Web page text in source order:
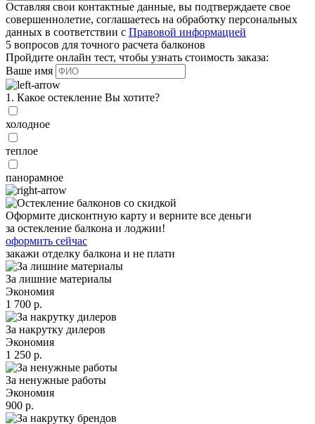
Оставляя свои контактные данные, вы подтверждаете свое
совершеннолетие, соглашаетесь на обработку персональных
данных в соответствии с Правовой информацией
5 вопросов для точного расчета балконов
Пройдите онлайн тест, чтобы узнать стоимость заказа:
Ваше имя
1. Какое остекление Вы хотите?
холодное
теплое
панорамное
Оформите дисконтную карту и верните все деньги
за остекление балкона и лоджии!
оформить сейчас
закажи отделку балкона и не плати
За лишние материалы
Экономия
1 700 р.
За накрутку дилеров
Экономия
1 250 р.
За ненужные работы
Экономия
900 р.